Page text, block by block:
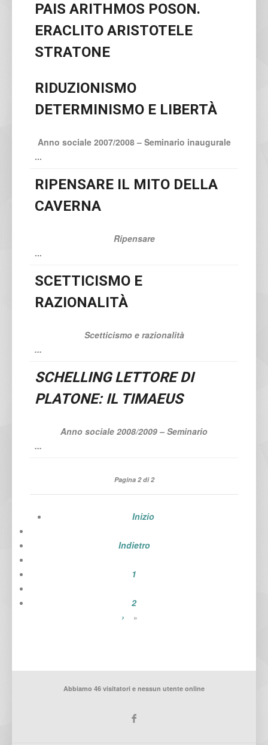
PAIS ARITHMOS POSON.
ERACLITO ARISTOTELE
STRATONE
RIDUZIONISMO
DETERMINISMO E LIBERTÀ
Anno sociale 2007/2008 –Seminario inaugurale
...
RIPENSARE IL MITO DELLA
CAVERNA
Ripensare
...
SCETTICISMO E
RAZIONALITÀ
Scetticismo e razionalità
...
SCHELLING LETTORE DI
PLATONE: IL TIMAEUS
Anno sociale 2008/2009 – Seminario
...
Pagina 2 di 2
Inizio
Indietro
1
2
›
»
Abbiamo 46 visitatori e nessun utente online